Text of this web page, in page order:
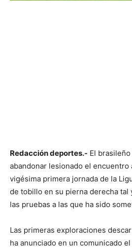
Redacción deportes.- El
abandonar lesionado el encuentro
vigésima primera jornada de la
de tobillo en su pierna derecha tal
las pruebas a las que ha sido
Las primeras exploraciones
ha anunciado en un comunicado